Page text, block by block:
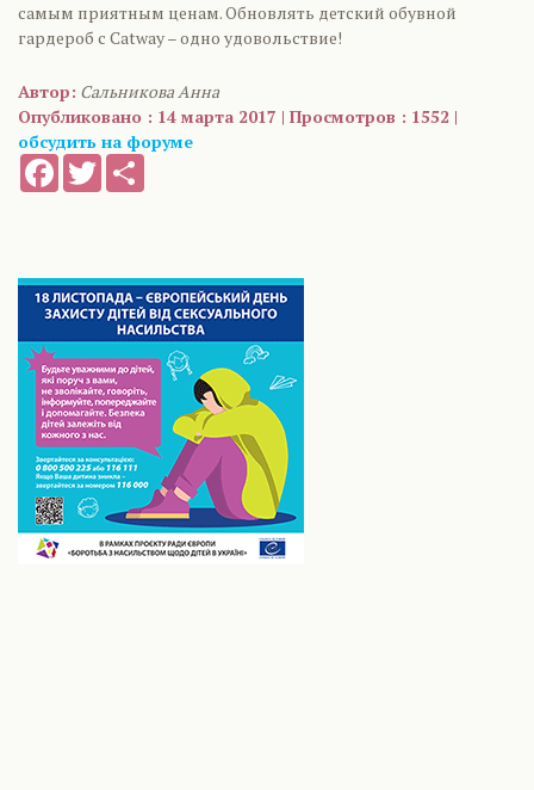
самым приятным ценам. Обновлять детский обувной
гардероб с Catway – одно удовольствие!
Автор: Сальникова Анна
Опубликовано : 14 марта 2017 | Просмотров : 1552 |
обсудить на форуме
FacebookTwitter